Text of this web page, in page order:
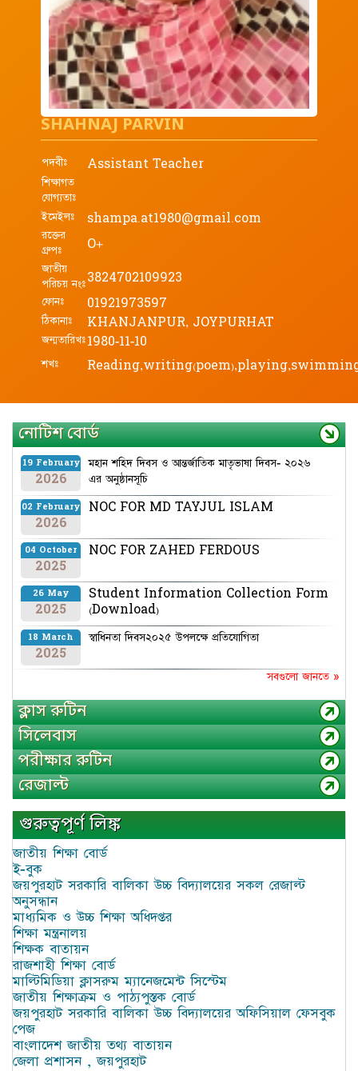
SHAHNAJ PARVIN
পদবীঃ
Assistant Teacher
শিক্ষাগত
যোগ্যতাঃ
ইমেইলঃ
shampa.at1980@gmail.com
রক্তের
গ্রুপঃ
O+
জাতীয়
পরিচয় নংঃ3824702109923
ফোনঃ
01921973597
ঠিকানাঃ
KHANJANPUR, JOYPURHAT
জন্মতারিখঃ1980-11-10
শখঃ
নোটিশ বোর্ড
19 February
2026
মহান শহিদ দিবস ও আন্তর্জাতিক মাতৃভাষা দিবস- ২০২৬
এর অনুষ্ঠানসূচি
02 February
2026
NOC FOR MD TAYJUL ISLAM
04 October
2025
NOC FOR ZAHED FERDOUS
26 May
2025
Student Information Collection Form
(Download)
18 March
2025
স্বাধিনতা দিবস২০২৫ উপলক্ষে প্রতিযোগিতা
সবগুলো জানতে »
ক্লাস রুটিন
সিলেবাস
পরীক্ষার রুটিন
রেজাল্ট
গুরুত্বপূর্ণ লিঙ্ক
জাতীয় শিক্ষা বোর্ড
ই-বুক
জয়পুরহাট সরকারি বালিকা উচ্চ বিদ্যালয়ের সকল রেজাল্ট
অনুসন্ধান
মাধ্যমিক ও উচ্চ শিক্ষা অধিদপ্তর
শিক্ষা মন্ত্রনালয়
শিক্ষক বাতায়ন
রাজশাহী শিক্ষা বোর্ড
মাল্টিমিডিয়া ক্লাসরুম ম্যানেজমেন্ট সিস্টেম
জাতীয় শিক্ষাক্রম ও পাঠ্যপুস্তক বোর্ড
জয়পুরহাট সরকারি বালিকা উচ্চ বিদ্যালয়ের অফিসিয়াল ফেসবুক
পেজ
বাংলাদেশ জাতীয় তথ্য বাতায়ন
জেলা প্রশাসন , জয়পুরহাট